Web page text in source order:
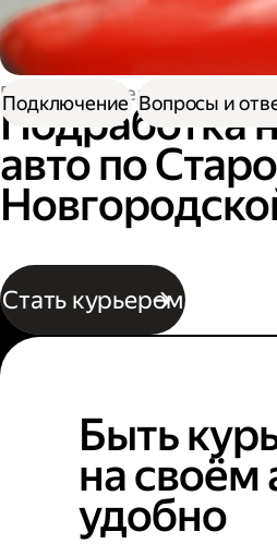
Работа водителем
Подработка
авто по
Стать курьером
Подключение Вопросы и
Быть
на своём
удобно